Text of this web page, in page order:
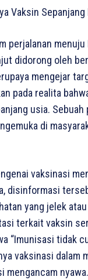
Vaksin Sepanjang
perjalanan
didorong oleh
mengejar
pada realita
usia.
di
vaksinasi
disinformasi
yang jelek
terkait vaksin
“Imunisasi tidak
vaksinasi dalam
mengancam nyawa.